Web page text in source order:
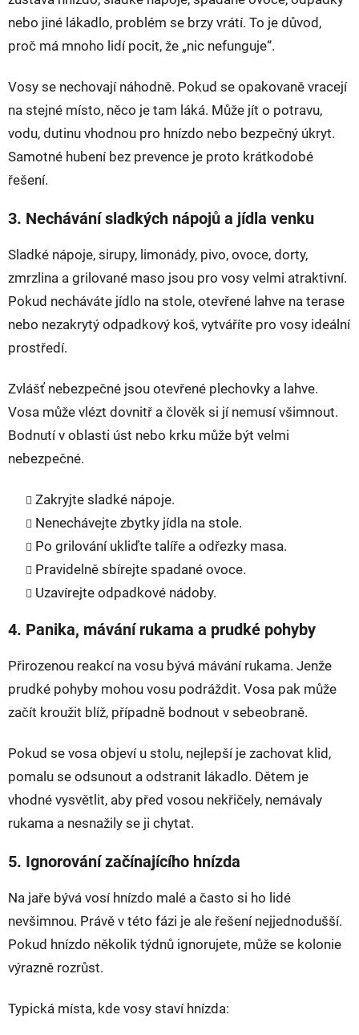
nebo jiné lákadlo, problém se brzy vrátí. To je důvod,
proč má mnoho lidí pocit, že „nic nefunguje“.
Vosy se nechovají náhodně. Pokud se opakovaně vracejí
na stejné místo, něco je tam láká. Může jít o potravu,
vodu, dutinu vhodnou pro hnízdo nebo bezpečný úkryt.
Samotné hubení bez prevence je proto krátkodobé
řešení.
3. Nechávání sladkých nápojů a jídla venku
Sladké nápoje, sirupy, limonády, pivo, ovoce, dorty,
zmrzlina a grilované maso jsou pro vosy velmi atraktivní.
Pokud necháváte jídlo na stole, otevřené lahve na terase
nebo nezakrytý odpadkový koš, vytváříte pro vosy ideální
prostředí.
Zvlášť nebezpečné jsou otevřené plechovky a lahve.
Vosa může vlézt dovnitř a člověk si jí nemusí všimnout.
Bodnutí v oblasti úst nebo krku může být velmi
nebezpečné.
Zakryjte sladké nápoje.
Nenechávejte zbytky jídla na stole.
Po grilování ukliďte talíře a odřezky masa.
Pravidelně sbírejte spadané ovoce.
Uzavírejte odpadkové nádoby.
4. Panika, mávání rukama a prudké pohyby
Přirozenou reakcí na vosu bývá mávání rukama. Jenže
prudké pohyby mohou vosu podráždit. Vosa pak může
začít kroužit blíž, případně bodnout v sebeobraně.
Pokud se vosa objeví u stolu, nejlepší je zachovat klid,
pomalu se odsunout a odstranit lákadlo. Dětem je
vhodné vysvětlit, aby před vosou nekřičely, nemávaly
rukama a nesnažily se ji chytat.
5. Ignorování začínajícího hnízda
Na jaře bývá vosí hnízdo malé a často si ho lidé
nevšimnou. Právě v této fázi je ale řešení nejjednodušší.
Pokud hnízdo několik týdnů ignorujete, může se kolonie
výrazně rozrůst.
Typická místa, kde vosy staví hnízda: